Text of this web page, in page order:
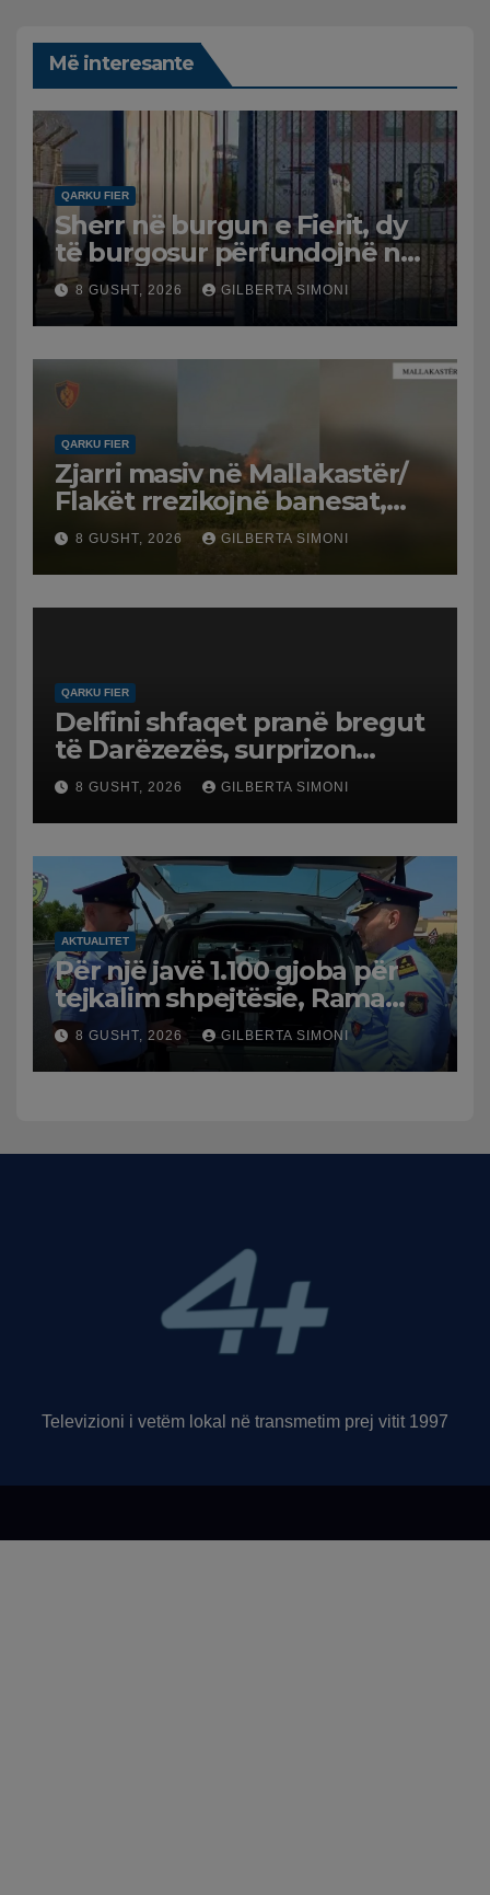
Më interesante
QARKU FIER
Sherr në burgun e Fierit, dy
të burgosur përfundojnë në
spital
8 GUSHT, 2026 GILBERTA SIMONI
QARKU FIER
Zjarri masiv në Mallakastër/
Flakët rrezikojnë banesat,
Policia evakuon disa familje
në Koilac
8 GUSHT, 2026 GILBERTA SIMONI
QARKU FIER
Delfini shfaqet pranë bregut
të Darëzezës, surprizon
pushuesit dhe banorët
8 GUSHT, 2026 GILBERTA SIMONI
AKTUALITET
Për një javë 1.100 gjoba për
tejkalim shpejtësie, Rama
publikon videon: Kamerat e
trafikut së shpejti në
funksion
8 GUSHT, 2026 GILBERTA SIMONI
Televizioni i vetëm lokal në transmetim prej vitit 1997